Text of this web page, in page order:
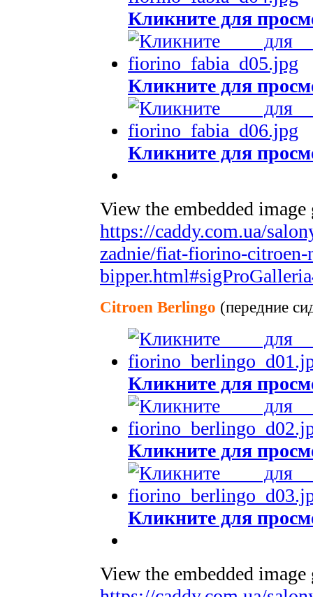
Кликните для
Кликните для
Кликните для
View the embedded
https://caddy.com.ua/
zadnie/fiat-fiorino-citroen-
Citroen Berlingo (передние
Кликните для
Кликните для
Кликните для
View the embedded